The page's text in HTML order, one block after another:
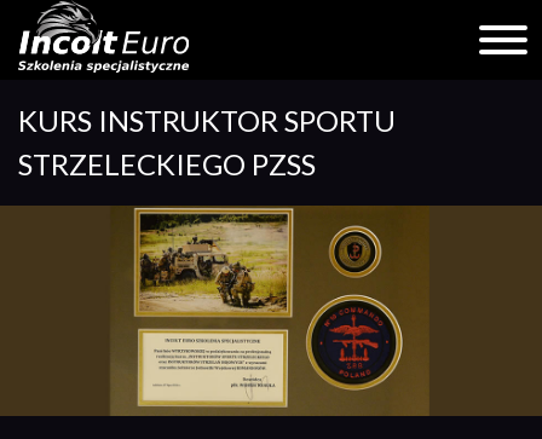
content
KURS INSTRUKTOR SPORTU
STRZELECKIEGO PZSS